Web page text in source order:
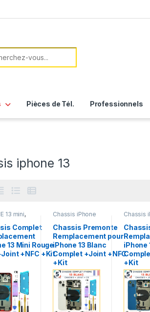
Pièces de Tél. Professionnels
iphone 13
13 mini,
,Chassis
13 Mini,
Portable
Complet
13 Mini Rouge
+NFC +Kit
Chassis iPhone
Chassis iPhone,
IPHONE 13 ,
Pieces Portable
Chassis Premonte
Remplacement pour
iPhone 13 Blanc
Complet +Joint +NFC
+Kit
Chassis
Chassis
IPHONE
Pieces
iPhone
+Kit